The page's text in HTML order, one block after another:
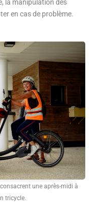
la manipulation des
en cas de problème.
une après-midi à
tricycle.